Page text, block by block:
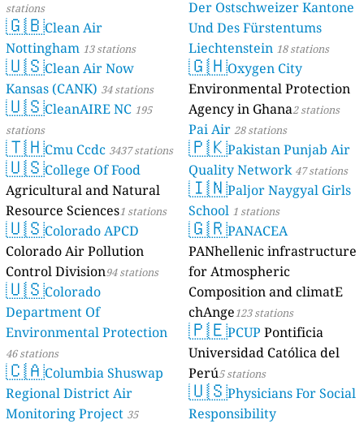
stations
🇬🇧Clean Air
Nottingham 13 stations
🇺🇸Clean Air Now
Kansas (CANK) 34 stations
🇺🇸CleanAIRE NC 195
stations
🇹🇭Cmu Ccdc 3437 stations
🇺🇸College Of Food
Agricultural and Natural
Resource Sciences1 stations
🇺🇸Colorado APCD
Colorado Air Pollution
Control Division94 stations
🇺🇸Colorado
Department Of
Environmental Protection
46 stations
🇨🇦Columbia Shuswap
Regional District Air
Monitoring Project 35
Der Ostschweizer Kantone
Und Des Fürstentums
Liechtenstein 18 stations
🇬🇭Oxygen City
Environmental Protection
Agency in Ghana2 stations
Pai Air 28 stations
🇵🇰Pakistan Punjab Air
Quality Network 47 stations
🇮🇳Paljor Naygyal Girls
School 1 stations
🇬🇷PANACEA
PANhellenic infrastructure
for Atmospheric
Composition and climatE
chAnge123 stations
🇵🇪PCUP Pontificia
Universidad Católica del
Perú5 stations
🇺🇸Physicians For Social
Responsibility